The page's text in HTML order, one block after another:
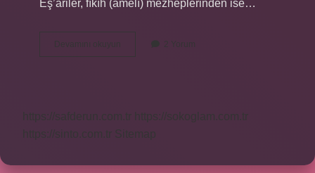
Eş’ariler, fıkıh (amelî) mezheplerinden ise…
Devamını okuyun
I
2 Yorum
https://safderun.com.tr
https://sokoglam.com.tr
https://sinto.com.tr
Sitemap